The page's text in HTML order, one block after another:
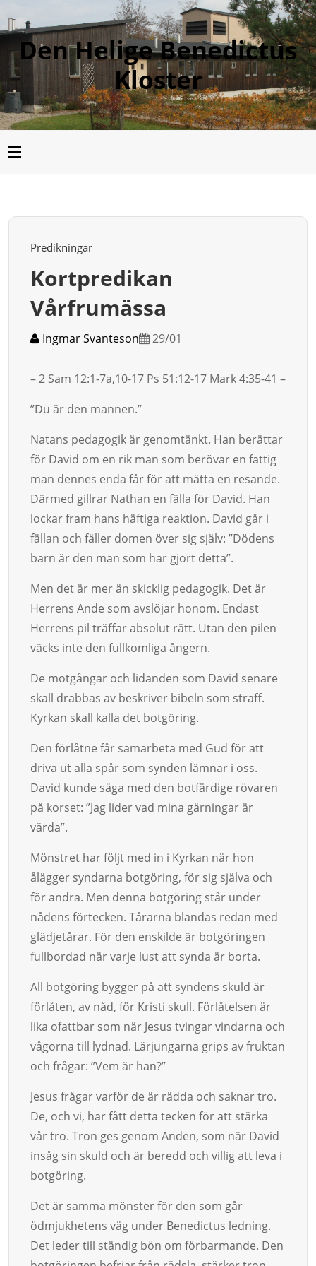
Den Helige Benedictus
Kloster
Predikningar
Kortpredikan
Vårfrumässa
Ingmar Svanteson 29/01
– 2 Sam 12:1-7a,10-17 Ps 51:12-17 Mark 4:35-41 –
”Du är den mannen.”
Natans pedagogik är genomtänkt. Han berättar
för Da­vid om en rik man som berövar en fattig
man dennes enda får för att mätta en resande.
Därmed gill­rar Nathan en fäl­la för David. Han
lockar fram hans häftiga reak­tion. David går i
fällan och fäller domen över sig själv: ”Dödens
barn är den man som har gjort detta”.
Men det är mer än skicklig pedagogik. Det är
Herrens Ande som av­slö­jar ho­nom. Endast
Herrens pil träf­far absolut rätt. Utan den pilen
väcks inte den full­komliga ångern.
De motgångar och lidanden som David senare
skall drabbas av beskri­ver bi­beln som straff.
Kyrkan skall kalla det botgöring.
Den förlåtne får sam­arbeta med Gud för att
driva ut alla spår som synden läm­nar i oss.
David kun­de säga med den botfärdige rövaren
på korset: ”Jag lider vad mina gärningar är
värda”.
Mönstret har följt med in i Kyrkan när hon
ålägger syndarna botgör­ing, för sig själva och
för andra. Men denna botgöring står under
nådens förtecken. Tårar­na blandas redan med
glädje­tårar. För den enskilde är botgöringen
fullbordad när varje lust att syn­da är borta.
All botgöring bygger på att syndens skuld är
förlåten, av nåd, för Kristi skull. Förlåtelsen är
lika ofatt­bar som när Je­sus tving­­ar vindarna och
vågorna till lyd­­nad. Lär­jung­arna grips av fruk­tan
och frå­gar: ”Vem är han?”
Jesus frågar varför de är rädda och saknar tro.
De, och vi, har fått detta tecken för att stärka
vår tro. Tron ges genom Anden, som när David
in­såg sin skuld och är beredd och villig att leva i
botgöring.
Det är samma mönster för den som går
ödmjukhetens väg under Bene­dictus ledning.
Det leder till ständig bön om förbarmande. Den